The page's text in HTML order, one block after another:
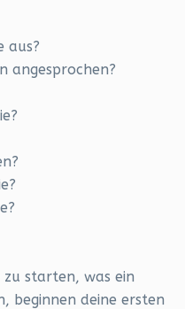
aus?
angesprochen?
starten, was ein
beginnen deine ersten